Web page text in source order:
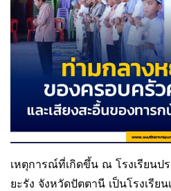
เหตุการณ์ที่เกิดขึ้น ณ โรงเรียนป
ยะรัง จังหวัดปัตตานี เป็นโรงเรี